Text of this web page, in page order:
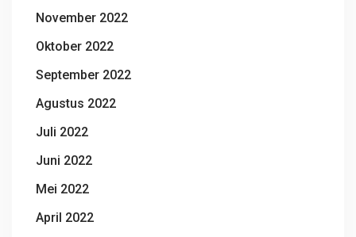
November 2022
Oktober 2022
September 2022
Agustus 2022
Juli 2022
Juni 2022
Mei 2022
April 2022